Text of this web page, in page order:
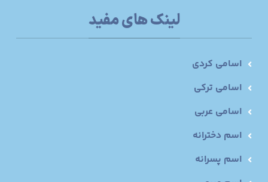
لینک های مفید
اسامی کردی
اسامی ترکی
اسامی عربی
اسم دخترانه
اسم پسرانه